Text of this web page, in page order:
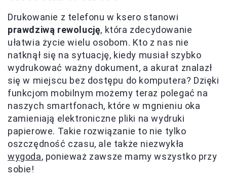
Drukowanie z telefonu w ksero stanowi
prawdziwą rewolucję, która zdecydowanie
ułatwia życie wielu osobom. Kto z nas nie
natknął się na sytuację, kiedy musiał szybko
wydrukować ważny dokument, a akurat znalazł
się w miejscu bez dostępu do komputera? Dzięki
funkcjom mobilnym możemy teraz polegać na
naszych smartfonach, które w mgnieniu oka
zamieniają elektroniczne pliki na wydruki
papierowe. Takie rozwiązanie to nie tylko
oszczędność czasu, ale także niezwykła
wygoda, ponieważ zawsze mamy wszystko przy
sobie!